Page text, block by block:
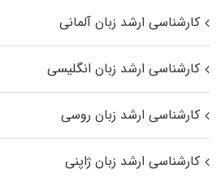
کارشناسی ارشد زبان آلمانی
کارشناسی ارشد زبان انگلیسی
کارشناسی ارشد زبان روسی
کارشناسی ارشد زبان ژاپنی